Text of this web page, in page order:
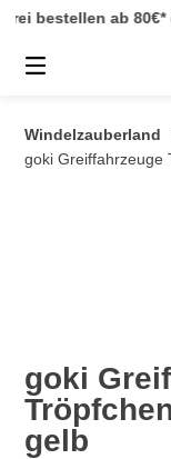
Springe
Inhalt
80€* (DE) |
Windelzauberland
goki Greiffahrzeuge
goki
gelb